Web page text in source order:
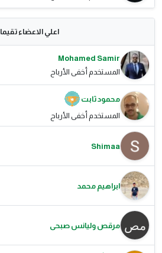
اعلي الاعضاء تقيما
Mohamed Samir
المستخدم أخفى الأرباح
محمود ثابت
المستخدم أخفى الأرباح
Shimaa
ابراهيم محمد
مرقص وليانس صبحى